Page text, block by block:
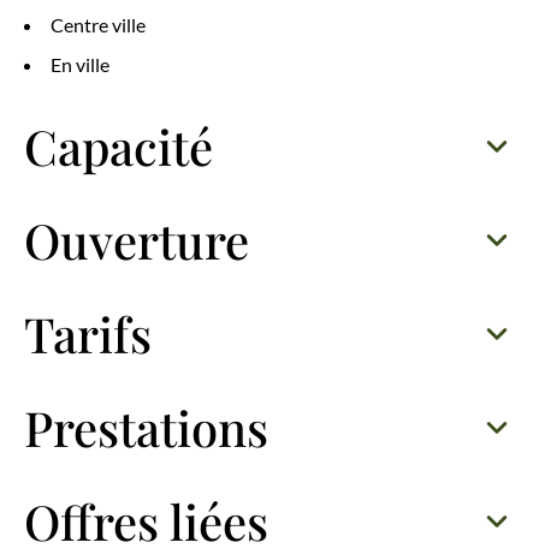
Centre ville
En ville
Capacité
Ouverture
Tarifs
Prestations
Offres liées